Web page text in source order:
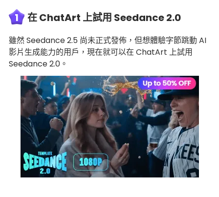
1 在 ChatArt 上試用 Seedance 2.0
雖然 Seedance 2.5 尚未正式發佈，但想體驗字節跳動 AI
影片生成能力的用戶，現在就可以在 ChatArt 上試用
Seedance 2.0。